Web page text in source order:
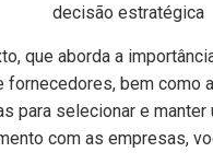
decisão estratégica
que aborda a
fornecedores, bem como
para selecionar e manter
com as empresas,